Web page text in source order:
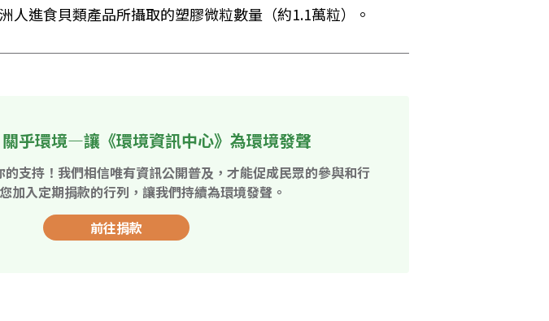
人進食貝類產品所攝取的塑膠微粒數量（約1.1萬粒）。
乎環境—讓《環境資訊中心》為環境發聲
的支持！我們相信唯有資訊公開普及，才能促成民眾的參與和行
加入定期捐款的行列，讓我們持續為環境發聲。
前往捐款